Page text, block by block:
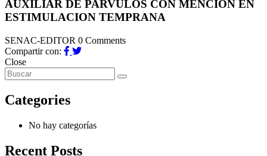
AUXILIAR DE PARVULOS CON MENCION EN
ESTIMULACION TEMPRANA
SENAC-EDITOR 0 Comments
Compartir con:
Close
Categories
No hay categorías
Recent Posts